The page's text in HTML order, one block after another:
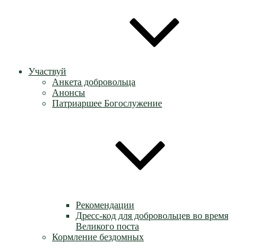
Участвуй
Анкета добровольца
Анонсы
Патриаршее Богослужение
Рекомендации
Дресс-код для добровольцев во время
Великого поста
Кормление бездомных